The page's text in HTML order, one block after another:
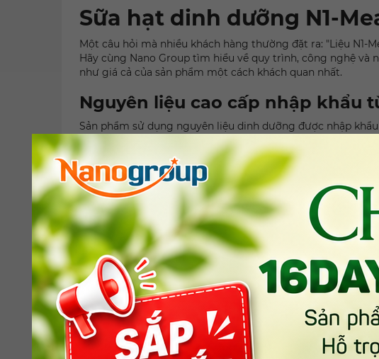
Sữa hạt dinh dưỡng N1-
Một câu hỏi mà nhiều khách hàng thường đặt ra: "Liệu N1-
Hãy cùng Nano Group tìm hiểu về quy trình, công nghệ
như giá cả của sản phẩm một cách khách quan nhất.
Nguyên liệu cao cấp nhập khẩu
Sản phẩm sử dụng nguyên liệu dinh dưỡng được nhập
cấp.
Công nghệ sản xuất hiện đại
Quy trình sản xuất hiện đại đạt chuẩn GMP, ISO
Áp dụng công nghệ
ủ nguyên liệu hạt tự nhiên kết